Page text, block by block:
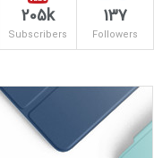
137
Followers
205k
Subscribers